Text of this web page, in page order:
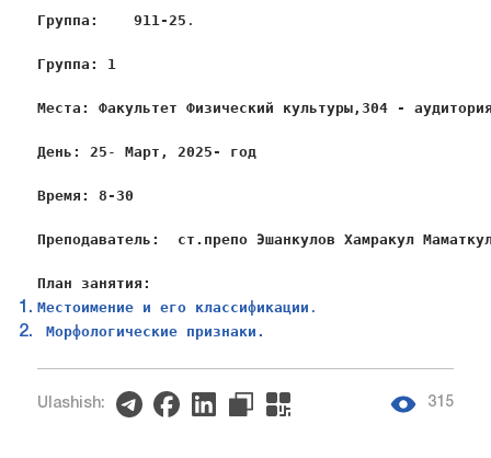
Группа:    911-25 .
Группа: 1
Места: Факультет Физический культуры,304 -
День: 25 - Март, 2025- год
Время: 8-30
Преподаватель:  ст.препо Эшанкулов Хамракул
План занятия:
Местоимение и его классификации .
Морфологические признаки.
Ulashish: 315